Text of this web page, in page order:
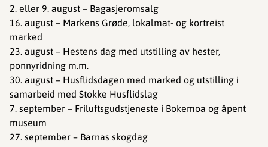
2. eller 9. august – Bagasjeromsalg
16. august – Markens Grøde, lokalmat- og kortreist
marked
23. august – Hestens dag med utstilling av hester,
ponnyridning m.m.
30. august – Husflidsdagen med marked og utstilling i
samarbeid med Stokke Husflidslag
7. september – Friluftsgudstjeneste i Bokemoa og åpent
museum
27. september – Barnas skogdag